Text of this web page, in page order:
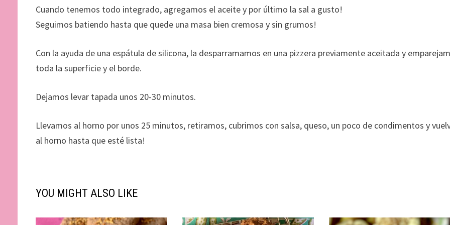
Cuando tenemos todo integrado, agregamos el aceite y por último la sal a gusto!
Seguimos batiendo hasta que quede una masa bien cremosa y sin grumos!
Con la ayuda de una espátula de silicona, la desparramamos en una pizzera previamente aceitada y
toda la superficie y el borde.
Dejamos levar tapada unos 20-30 minutos.
Llevamos al horno por unos 25 minutos, retiramos, cubrimos con salsa, queso, un poco de condimentos y
al horno hasta que esté lista!
YOU MIGHT ALSO LIKE